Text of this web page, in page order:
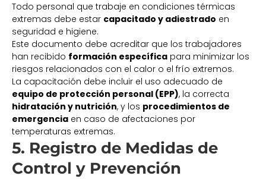
Todo personal que trabaje en condiciones térmicas
extremas debe estar capacitado y adiestrado en
seguridad e higiene.
Este documento debe acreditar que los trabajadores
han recibido formación específica para minimizar los
riesgos relacionados con el calor o el frío extremos.
La capacitación debe incluir el uso adecuado de
equipo de protección personal (EPP), la correcta
hidratación y nutrición, y los procedimientos de
emergencia en caso de afectaciones por
temperaturas extremas.
5. Registro de Medidas de
Control y Prevención